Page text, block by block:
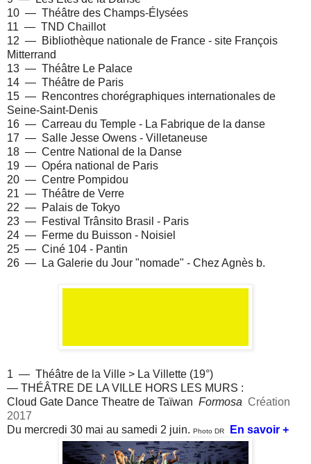
10 — Théâtre des Champs-Élysées
11 — TND Chaillot
12 — Bibliothèque nationale de France - site François
Mitterrand
13 — Théâtre Le Palace
14 — Théâtre de Paris
15 — Rencontres chorégraphiques internationales de
Seine-Saint-Denis
16 — Carreau du Temple - La Fabrique de la danse
17 — Salle Jesse Owens - Villetaneuse
18 — Centre National de la Danse
19 — Opéra national de Paris
20 — Centre Pompidou
21 — Théâtre de Verre
22 — Palais de Tokyo
23 — Festival Trânsito Brasil - Paris
24 — Ferme du Buisson - Noisiel
25 — Ciné 104 - Pantin
26 — La Galerie du Jour "nomade" - Chez Agnès b.
1 — Théâtre de la Ville > La Villette (19°)
— THÉÂTRE DE LA VILLE HORS LES MURS :
Cloud Gate Dance Theatre de Taïwan Formosa Création
2017
Du mercredi 30 mai au samedi 2 juin. Photo DR En savoir +